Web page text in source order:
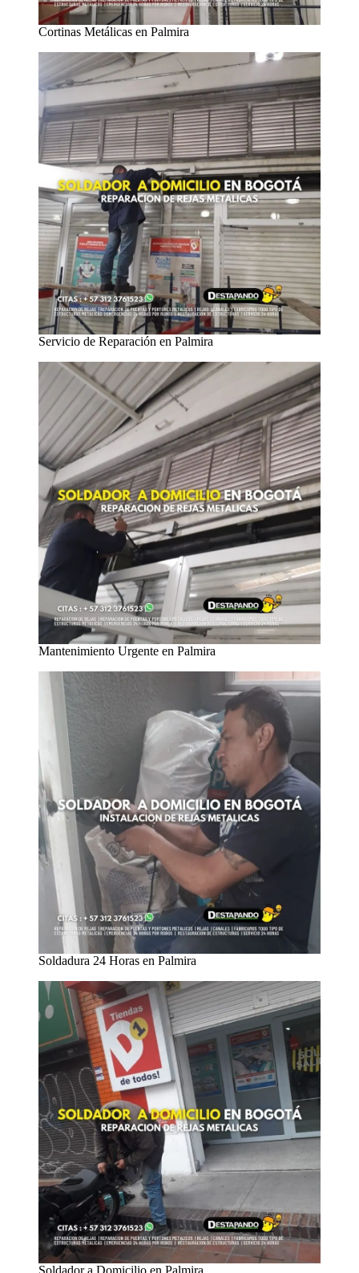
Cortinas Metálicas en Palmira
Servicio de Reparación en Palmira
Mantenimiento Urgente en Palmira
Soldadura 24 Horas en Palmira
Soldador a Domicilio en Palmira